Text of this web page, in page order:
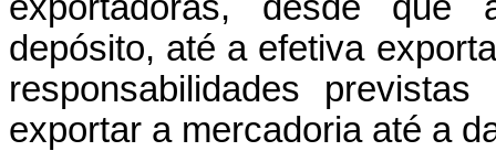
depósito, até a efetiva
responsabilidades
exportar a mercadoria até a